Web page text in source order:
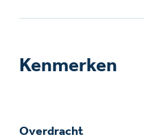
Kenmerken
Overdracht